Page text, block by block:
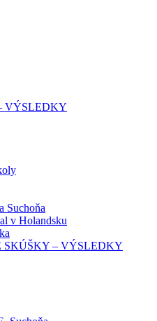
VÝSLEDKY
Suchoňa
v Holandsku
SKÚŠKY – VÝSLEDKY